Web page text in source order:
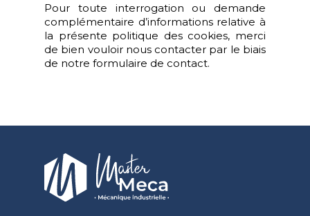
Pour toute interrogation ou demande
complémentaire d’informations relative à
la présente politique des cookies, merci
de bien vouloir nous contacter par le biais
de notre formulaire de contact.